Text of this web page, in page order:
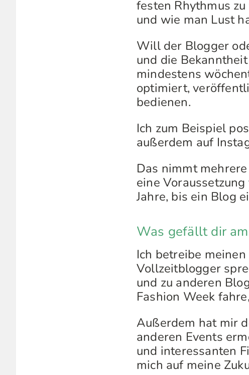
festen Rhythmus
und wie man Lust
Will der Blogger
und die
mindestens
optimiert,
bedienen.
Ich zum Beispiel
außerdem auf
Das nimmt
eine
Jahre, bis ein Blog
Was gefällt dir
Ich betreibe
Vollzeitblogger
und zu anderen
Fashion Week
Außerdem hat mir
anderen Events
und interessanten
mich auf meine